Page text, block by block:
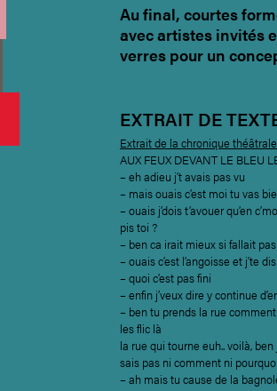
Au final, courtes
avec artistes invités
verres pour un
EXTRAIT DE
Extrait de la chronique théâtrale
AUX FEUX DEVANT LE BLEU
– eh adieu j’t avais pas vu
– mais ouais c’est moi tu vas
– ouais j’dois t’avouer qu’en
pis toi ?
– ben ca irait mieux si fallait
– ouais c’est l’angoisse et j’te
– quoi c’est pas fini
– enfin j’veux dire y continue
– ben tu prends la rue
les flic là
la rue qui tourne euh.. voilà,
sais pas ni comment ni pourquoi
– ah mais tu cause de la